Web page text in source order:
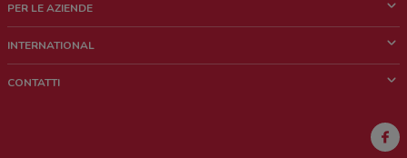
Chi siamo
Lavora con noi
PER LE AZIENDE
Richieste commerciali e marketing
INTERNATIONAL
CONTATTI